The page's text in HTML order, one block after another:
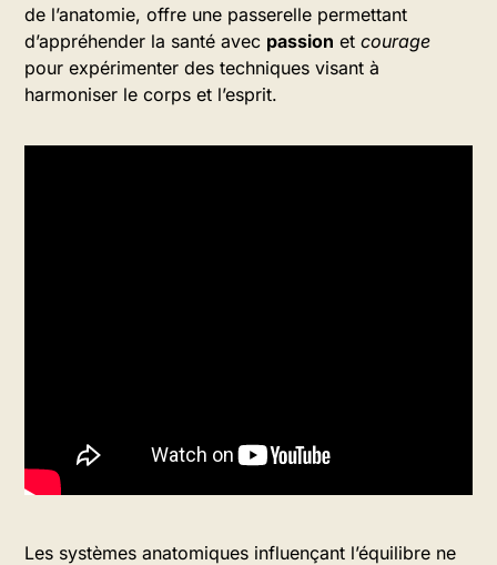
de l’anatomie, offre une passerelle permettant
d’appréhender la santé avec passion et courage
pour expérimenter des techniques visant à
harmoniser le corps et l’esprit.
Les systèmes anatomiques influençant l’équilibre ne